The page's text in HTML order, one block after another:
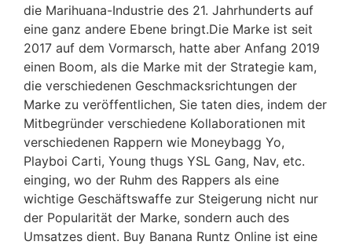
die Marihuana-Industrie des 21. Jahrhunderts auf
eine ganz andere Ebene bringt.Die Marke ist seit
2017 auf dem Vormarsch, hatte aber Anfang 2019
einen Boom, als die Marke mit der Strategie kam,
die verschiedenen Geschmacksrichtungen der
Marke zu veröffentlichen, Sie taten dies, indem der
Mitbegründer verschiedene Kollaborationen mit
verschiedenen Rappern wie Moneybagg Yo,
Playboi Carti, Young thugs YSL Gang, Nav, etc.
einging, wo der Ruhm des Rappers als eine
wichtige Geschäftswaffe zur Steigerung nicht nur
der Popularität der Marke, sondern auch des
Umsatzes dient. Buy Banana Runtz Online ist eine